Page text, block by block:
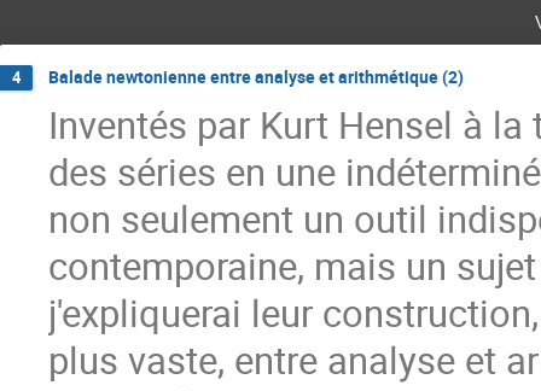
4 Balade newtonienne entre analyse et arithmétique (2)
Inventés par Kurt Hensel à
des séries en une
non seulement un outil
contemporaine, mais un
j'expliquerai leur
plus vaste, entre analyse et